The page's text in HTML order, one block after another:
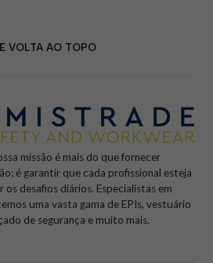
VOLTA AO TOPO
missão é mais do que fornecer
é garantir que cada profissional esteja
os desafios diários. Especialistas em
uma vasta gama de EPIs, vestuário
de segurança e muito mais.